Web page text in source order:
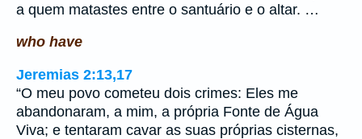
a quem matastes entre o santuário e o altar. …
who have
Jeremias 2:13,17
“O meu povo cometeu dois crimes: Eles me
abandonaram, a mim, a própria Fonte de Água
Viva; e tentaram cavar as suas próprias cisternas,